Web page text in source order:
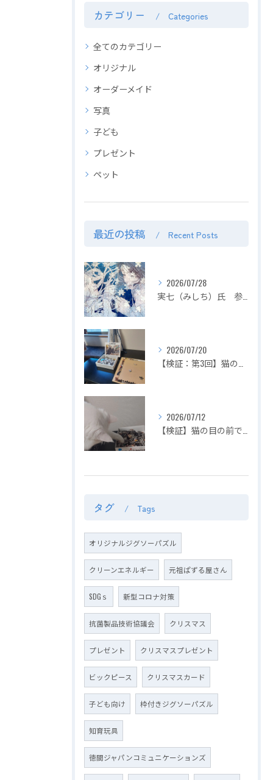
カテゴリー Categories
全てのカテゴリー
オリジナル
オーダーメイド
写真
子ども
プレゼント
ペット
最近の投稿 Recent Posts
2026/07/28
2026/07/20
2026/07/12
タグ Tags
オリジナルジグソーパズル
クリーンエネルギー 元祖ぱずる屋さん
SDGｓ 新型コロナ対策
抗菌製品技術協議会 クリスマス
プレゼント クリスマスプレゼント
ビックピース クリスマスカード
子ども向け 枠付きジグソーパズル
知育玩具
徳間ジャパンコミュニケーションズ